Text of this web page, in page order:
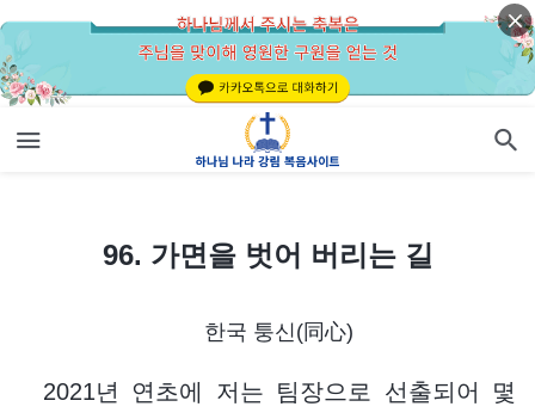
96. 가면을 벗어 버리는 길
한국 퉁신(同心)
2021년 연초에 저는 팀장으로 선출되어 몇